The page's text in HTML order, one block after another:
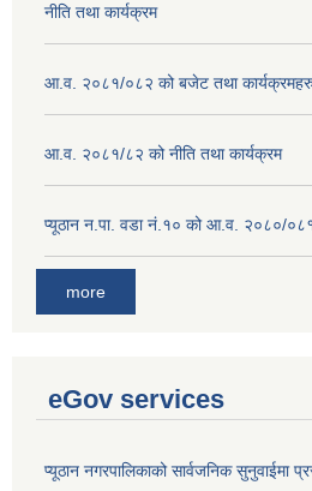
नीति तथा कार्यक्रम
आ.व. २०८१/०८२ को बजेट तथा
आ.व. २०८१/८२ को नीति तथा कार्यक्रम
प्यूठान न.पा. वडा नं.१० को आ.व. २०८०/
more
eGov services
प्यूठान नगरपालिकाको सार्वजनिक सुनुवाईमा